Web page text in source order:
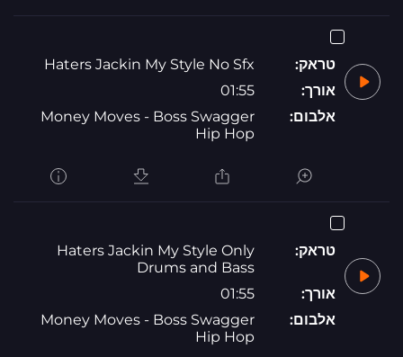
טראק:
Haters Jackin My Style No Sfx
אורך:
01:55
אלבום:
Money Moves - Boss Swagger
Hip Hop
טראק:
Haters Jackin My Style Only
Drums and Bass
אורך:
01:55
אלבום:
Money Moves - Boss Swagger
Hip Hop